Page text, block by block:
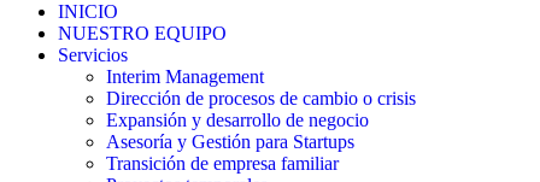
INICIO
NUESTRO EQUIPO
Servicios
Interim Management
Dirección de procesos de cambio o crisis
Expansión y desarrollo de negocio
Asesoría y Gestión para Startups
Transición de empresa familiar